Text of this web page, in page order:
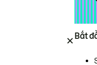
Bắt